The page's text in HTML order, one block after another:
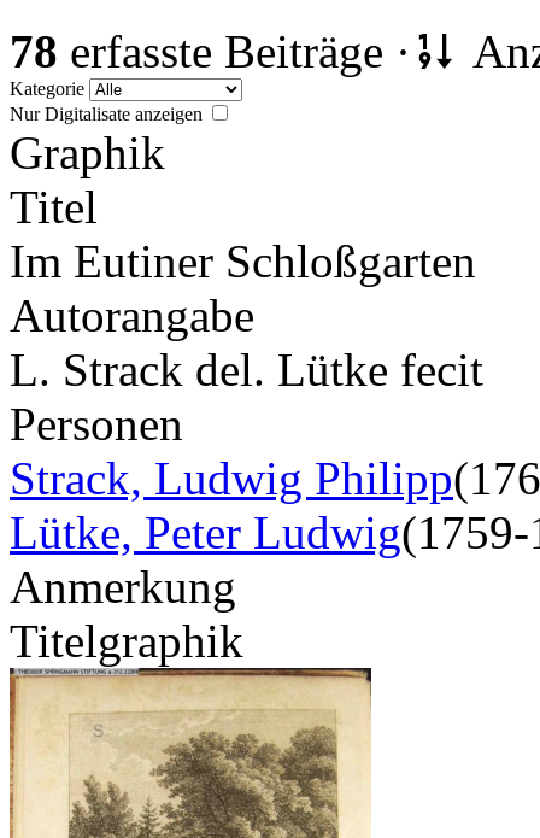
78 erfasste Beiträge ·
Kategorie
Nur Digitalisate anzeigen
Graphik
Titel
Im Eutiner Schloßgarten
Autorangabe
L. Strack del. Lütke fecit
Personen
Strack, Ludwig Philipp
Lütke, Peter Ludwig
Anmerkung
Titelgraphik